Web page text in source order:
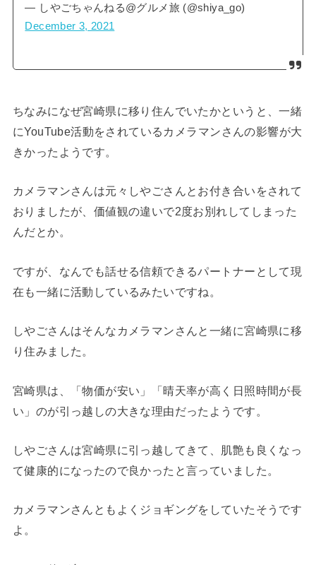
— しやごちゃんねる@グルメ旅 (@shiya_go)
December 3, 2021
ちなみになぜ宮崎県に移り住んでいたかというと、一緒
にYouTube活動をされているカメラマンさんの影響が大
きかったようです。
カメラマンさんは元々しやごさんとお付き合いをされて
おりましたが、価値観の違いで2度お別れしてしまった
んだとか。
ですが、なんでも話せる信頼できるパートナーとして現
在も一緒に活動しているみたいですね。
しやごさんはそんなカメラマンさんと一緒に宮崎県に移
り住みました。
宮崎県は、「物価が安い」「晴天率が高く日照時間が長
い」のが引っ越しの大きな理由だったようです。
しやごさんは宮崎県に引っ越してきて、肌艶も良くなっ
て健康的になったので良かったと言っていました。
カメラマンさんともよくジョギングをしていたそうです
よ。